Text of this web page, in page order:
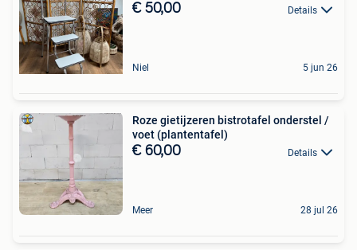
€ 50,00 Details
Niel 5 jun 26
Roze gietijzeren bistrotafel onderstel /
voet (plantentafel)
€ 60,00 Details
Meer 28 jul 26